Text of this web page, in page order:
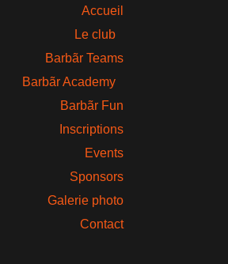
Accueil
Le club
Barbãr Teams
Barbãr Academy
Barbãr Fun
Inscriptions
Events
Sponsors
Galerie photo
Contact